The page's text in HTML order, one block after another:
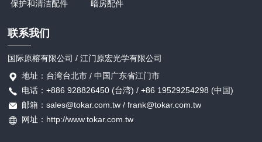
保护和清洁配件
暗房配件
联系我们
国际原榕有限公司 / 江门原宏光学有限公司
地址：台湾台北市 / 中国广东省江门市
电话：+886 928826450 (台湾) / +86 19529254298 (中国)
邮箱：sales@tokar.com.tw / frank@tokar.com.tw
网址：http://www.tokar.com.tw